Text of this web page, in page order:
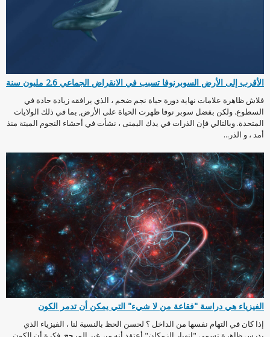
الأقرب إلى الأرض السوبرنوفا تسبب في الانقراض الجماعي 2.6 مليون سنة
فلاش ظاهرة علامات نهاية دورة حياة نجم ضخم ، الذي يرافقه زيادة حادة في
السطوع. ولكن بفضل سوبر نوفا ظهرت الحياة على الأرض, بما في ذلك الولايات
المتحدة. وبالتالي فإن الذرات في يدك اليمنى ، نشأت في أحشاء النجوم الميتة منذ
أمد ، و الذر...
الفيزياء هي دراسة "فقاعة من لا شيء" التي يمكن أن تدمر الكون
إذا كان في التهام نفسها من الداخل ؟ لحسن الحظ بالنسبة لنا ، الفيزياء الذي